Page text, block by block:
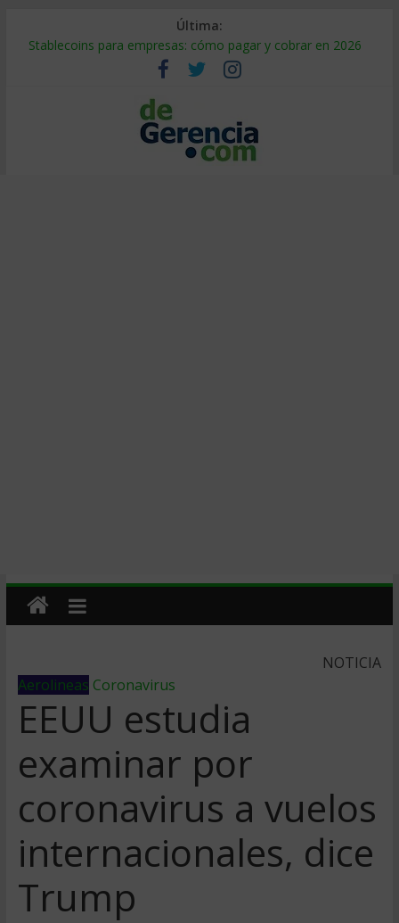
Última:
Stablecoins para empresas: cómo pagar y cobrar en 2026
Despido silencioso: qué es y por qué sale tan caro
IA en selección de personal: cómo auditarla a tiempo
Trabajo forzoso en la cadena de suministro: qué hacer
Mercado hispano de EE. UU.: cómo segmentarlo y venderle
NOTICIA
Aerolineas Coronavirus
EEUU estudia
examinar por
coronavirus a vuelos
internacionales, dice
Trump